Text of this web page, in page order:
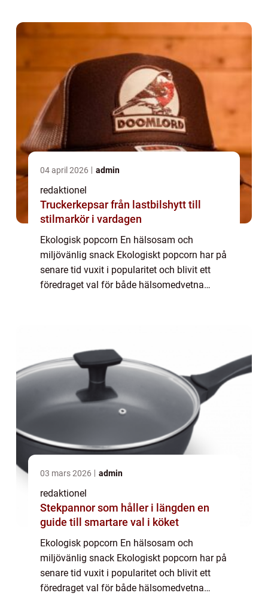
04 april 2026 admin
redaktionel
Truckerkepsar från lastbilshytt till
stilmarkör i vardagen
Ekologisk popcorn En hälsosam och
miljövänlig snack Ekologiskt popcorn har på
senare tid vuxit i popularitet och blivit ett
föredraget val för både hälsomedvetna
03 mars 2026 admin
redaktionel
Stekpannor som håller i längden en
guide till smartare val i köket
Ekologisk popcorn En hälsosam och
miljövänlig snack Ekologiskt popcorn har på
senare tid vuxit i popularitet och blivit ett
föredraget val för både hälsomedvetna